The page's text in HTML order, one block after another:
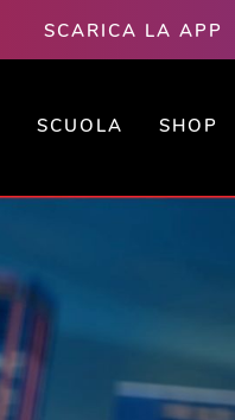
SCARICA LA APP
SCUOLA SHOP